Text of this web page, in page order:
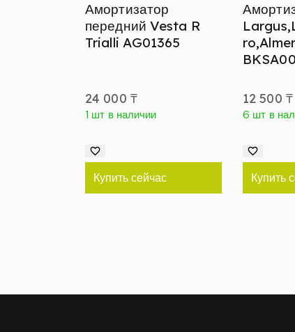
Амортизатор
передний Vesta R
Trialli AG01365
24 000 ₸
1 шт в наличии
Купить сейчас
12 500 ₸
6 шт в
Купить